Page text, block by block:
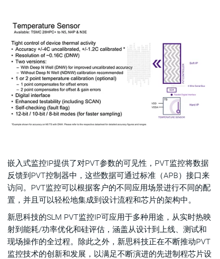
嵌入式监控IP提供了对PVT参数的可见性，PVT监控将数据
反馈到PVT控制器中，这些数据可通过标准（APB）接口来
访问。PVT监控可以根据客户的不同应用场景进行不同的配
置，并且可以轻松地集成到设计流程和芯片的架构中。
新思科技的SLM PVT监控IP可应用于多种用途，从实时热映
射到能耗/功率优化和硅评估，涵盖从设计到上线、测试和
现场操作的全过程。除此之外，新思科技正在不断推动PVT
监控技术的创新和发展，以满足不断演进的先进制程芯片设